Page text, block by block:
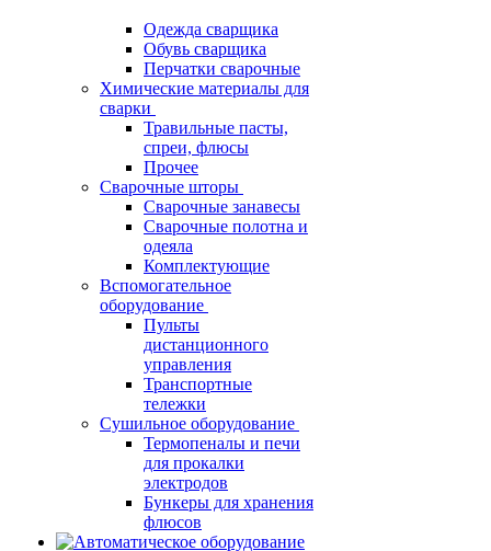
Одежда сварщика
Обувь сварщика
Перчатки сварочные
Химические материалы для
сварки
Травильные пасты,
спреи, флюсы
Прочее
Сварочные шторы
Сварочные занавесы
Сварочные полотна и
одеяла
Комплектующие
Вспомогательное
оборудование
Пульты
дистанционного
управления
Транспортные
тележки
Сушильное оборудование
Термопеналы и печи
для прокалки
электродов
Бункеры для хранения
флюсов